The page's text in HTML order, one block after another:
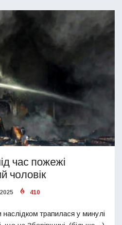
час пожежі
чоловік
410
трапилася у минулі